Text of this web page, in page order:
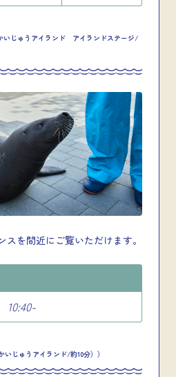
いじゅうアイランド アイランドステージ/
を間近にご覧いただけます。
10:40-
かいじゅうアイランド/約10分））